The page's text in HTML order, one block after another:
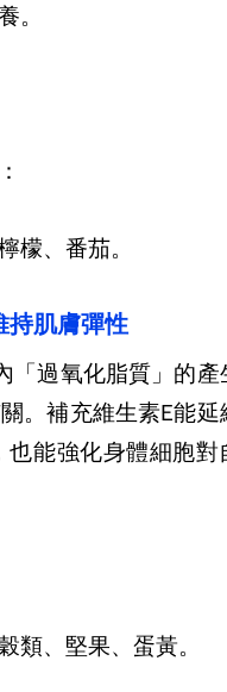
。
檬、番茄。
持肌膚彈性
過氧化脂質」的產
。補充維生素E能延
能強化身體細胞對
類、堅果、蛋黃。